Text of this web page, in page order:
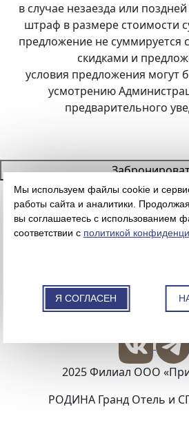
Мы используем файлы cookie и
работы сайта и аналитики.
вы соглашаетесь с использованием
соответствии с политикой
Я СОГЛАСЕН
в случае незаезда или
штраф в размере стоимости
предложение не суммируется
скидками и
условия предложения могут
усмотрению
предварительного
rueng cn
Отель• Номера•бар•
зал •spa•события•
NaN:0212:02
Гаврилова,
2025 Филиал ООО
РОДИНА Гранд Отель и